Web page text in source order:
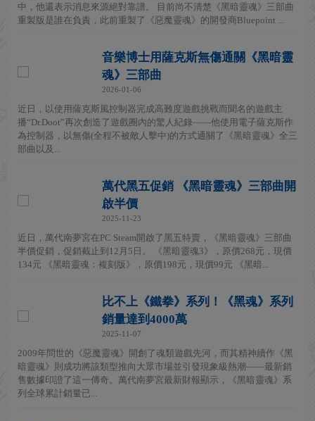
中，他還表示消息來源絕對靠譜。 目前尚不清楚《黑暗靈魂》三部曲
重製版是誰在負責，此前重製了《惡魔靈魂》的開發商Bluepoint ...
音樂博士用薩克斯無傷通關《黑暗靈
魂》三部曲
2026-01-06
近日，以使用薩克斯風控制器完成高難度遊戲挑戰而聞名的遊戲主
播“Dr.Doot”再次創造了遊戲圈內的驚人紀錄——他使用電子薩克斯作
為控制器，以無傷(全程不被敵人擊中)的方式通關了《黑暗靈魂》全三
部曲以及...
萬代黑五促銷 《黑暗靈魂》三部曲開
啟半價
2025-11-23
近日，萬代南夢宮在PC Steam開啟了黑五特賣，《黑暗靈魂》三部曲
半價促銷，促銷截止到12月5日。 《黑暗靈魂3》，原價268元，現價
134元 《黑暗靈魂：複刻版》，原價198元，現價99元 《黑暗...
比不上《鐵拳》系列！《黑魂》系列
銷量達到4000萬
2025-11-07
2009年問世的《惡魔靈魂》開創了魂類遊戲先河，而其精神續作《黑
暗靈魂》則成功將該類型推向大眾市場並引發現象級熱潮——最新銷
售數據印證了這一傳奇。萬代南夢宮最新財報顯示，《黑暗靈魂》系
列全球累計銷量已...